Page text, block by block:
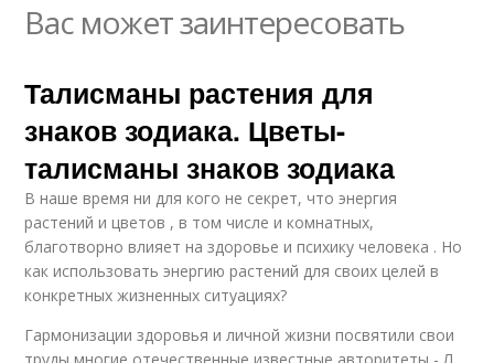
Вас может заинтересовать
Талисманы растения для
знаков зодиака. Цветы-
талисманы знаков зодиака
В наше время ни для кого не секрет, что энергия
растений и цветов , в том числе и комнатных,
благотворно влияет на здоровье и психику человека . Но
как использовать энергию растений для своих целей в
конкретных жизненных ситуациях?
Гармонизации здоровья и личной жизни посвятили свои